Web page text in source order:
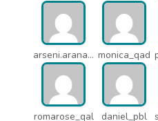
arseni.arana_16484 monica_qad
romarose_qal daniel_pbl